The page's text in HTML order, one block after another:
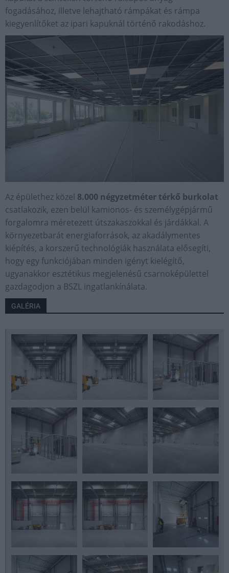
fogadásához, illetve lehajtható rámpákat és rámpa
kiegyenlítőket az ipari kapuknál történő rakodáshoz.
Az épülethez közel 8.000 négyzetméter térkő burkolat
csatlakozik, ezen belül kamionos- és személygépjármű
forgalomra méretezett útszakaszokkal és járdákkal. A
környezetbarát energiaforrások, az akadálymentes
kiépítés, a korszerű technológiák használata elősegíti,
hogy egy funkciójában minden igényt kielégítő,
ugyanakkor esztétikus megjelenésű csarnoképülettel
gazdagodjon a BSZL ingatlankínálata.
GALÉRIA